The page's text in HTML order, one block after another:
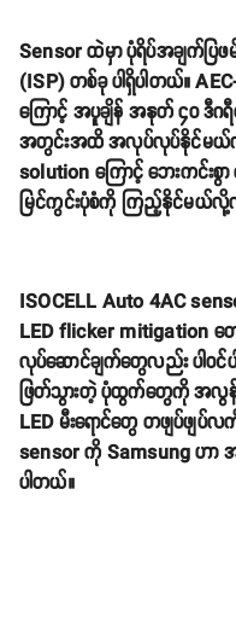
Sensor ထဲမှာ ပုံရိပ်အချက်ပြ
(ISP) တစ်ခု ပါရှိပါတယ်။
ကြောင့် အပူချိန် အနုတ် ၄၀ ဒီ
အတွင်းအထိ အလုပ်လုပ်နိုင်မယ်လို့
solution ကြောင့် ဘေးကင်းစွ
မြင်ကွင်းပုံစံကို ကြည့်နိုင်မယ်လို့
ISOCELL Auto 4AC
LED flicker mitigation တေ
လုပ်ဆောင်ချက်တွေလည်း ပါဝင်
ဖြတ်သွားတဲ့ ပုံထွက်တွေကို အလွန်နည်
LED မီးရောင်တွေ တဖျပ်ဖျပ်လ
sensor ကို Samsung ဟ
ပါတယ်။